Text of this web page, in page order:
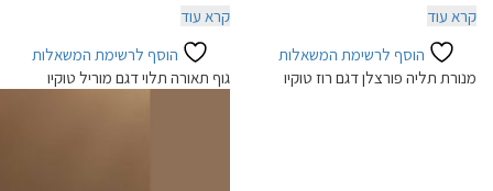
קרא עוד
הוסף לרשימת המשאלות
גוף תאורה תלוי דגם מוריל טוקיו
קרא עוד
הוסף לרשימת המשאלות
מנורת תליה פורצלן דגם רוז טוקיו